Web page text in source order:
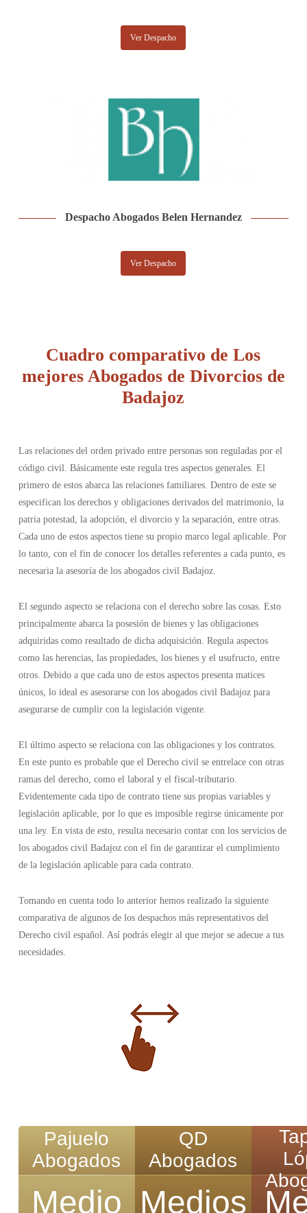
Ver Despacho
Despacho Abogados Belen Hernandez
Ver Despacho
Cuadro comparativo de Los
mejores Abogados de Divorcios de
Badajoz
Las relaciones del orden privado entre personas son reguladas por el
código civil. Básicamente este regula tres aspectos generales. El
primero de estos abarca las relaciones familiares. Dentro de este se
especifican los derechos y obligaciones derivados del matrimonio, la
patria potestad, la adopción, el divorcio y la separación, entre otras.
Cada uno de estos aspectos tiene su propio marco legal aplicable. Por
lo tanto, con el fin de conocer los detalles referentes a cada punto, es
necesaria la asesoría de los abogados civil Badajoz.
El segundo aspecto se relaciona con el derecho sobre las cosas. Esto
principalmente abarca la posesión de bienes y las obligaciones
adquiridas como resultado de dicha adquisición. Regula aspectos
como las herencias, las propiedades, los bienes y el usufructo, entre
otros. Debido a que cada uno de estos aspectos presenta matices
únicos, lo ideal es asesorarse con los abogados civil Badajoz para
asegurarse de cumplir con la legislación vigente.
El último aspecto se relaciona con las obligaciones y los contratos.
En este punto es probable que el Derecho civil se entrelace con otras
ramas del derecho, como el laboral y el fiscal-tributario.
Evidentemente cada tipo de contrato tiene sus propias variables y
legislación aplicable, por lo que es imposible regirse únicamente por
una ley. En vista de esto, resulta necesario contar con los servicios de
los abogados civil Badajoz con el fin de garantizar el cumplimiento
de la legislación aplicable para cada contrato.
Tomando en cuenta todo lo anterior hemos realizado la siguiente
comparativa de algunos de los despachos más representativos del
Derecho civil español. Así podrás elegir al que mejor se adecue a tus
necesidades.
Pajuelo
Abogados
Medio
QD
Abogados
Medios